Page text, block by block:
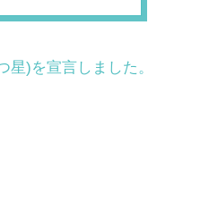
星)を宣言しました。